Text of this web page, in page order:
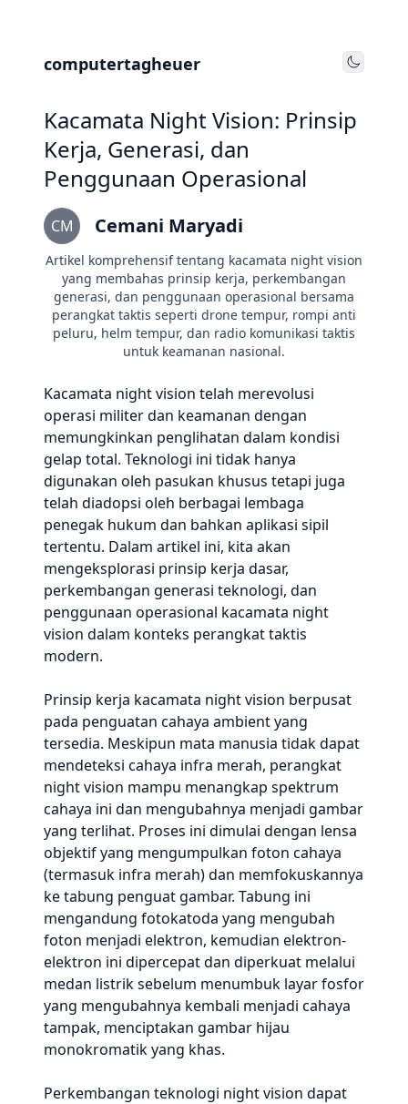
computertagheuer Toggle
Kacamata Night Vision: Prinsip
Kerja, Generasi, dan
Penggunaan Operasional
CM Cemani Maryadi
Artikel komprehensif tentang kacamata night vision
yang membahas prinsip kerja, perkembangan
generasi, dan penggunaan operasional bersama
perangkat taktis seperti drone tempur, rompi anti
peluru, helm tempur, dan radio komunikasi taktis
untuk keamanan nasional.
Kacamata night vision telah merevolusi
operasi militer dan keamanan dengan
memungkinkan penglihatan dalam kondisi
gelap total. Teknologi ini tidak hanya
digunakan oleh pasukan khusus tetapi juga
telah diadopsi oleh berbagai lembaga
penegak hukum dan bahkan aplikasi sipil
tertentu. Dalam artikel ini, kita akan
mengeksplorasi prinsip kerja dasar,
perkembangan generasi teknologi, dan
penggunaan operasional kacamata night
vision dalam konteks perangkat taktis
modern.
Prinsip kerja kacamata night vision berpusat
pada penguatan cahaya ambient yang
tersedia. Meskipun mata manusia tidak dapat
mendeteksi cahaya infra merah, perangkat
night vision mampu menangkap spektrum
cahaya ini dan mengubahnya menjadi gambar
yang terlihat. Proses ini dimulai dengan lensa
objektif yang mengumpulkan foton cahaya
(termasuk infra merah) dan memfokuskannya
ke tabung penguat gambar. Tabung ini
mengandung fotokatoda yang mengubah
foton menjadi elektron, kemudian elektron-
elektron ini dipercepat dan diperkuat melalui
medan listrik sebelum menumbuk layar fosfor
yang mengubahnya kembali menjadi cahaya
tampak, menciptakan gambar hijau
monokromatik yang khas.
Perkembangan teknologi night vision dapat